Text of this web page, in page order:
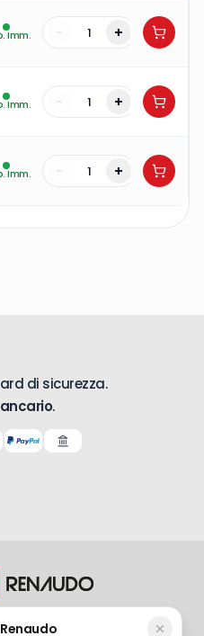
Imm. - +
Imm. - +
Imm. - +
di sicurezza.
.
di attrezzature professionali e